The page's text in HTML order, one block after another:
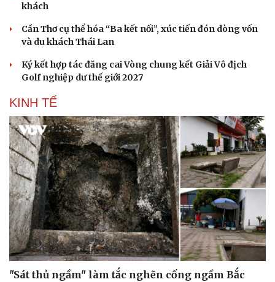
khách
Cần Thơ cụ thể hóa “Ba kết nối”, xúc tiến đón dòng vốn
và du khách Thái Lan
Ký kết hợp tác đăng cai Vòng chung kết Giải Vô địch
Golf nghiệp dư thế giới 2027
KINH TẾ
"Sát thủ ngầm" làm tắc nghẽn cống ngầm Bắc